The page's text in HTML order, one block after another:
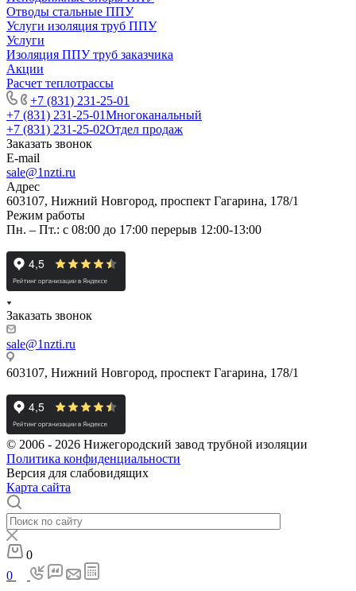
Отводы стальные ППУ
Услуги изоляция труб ППУ
Услуги
Изоляция ППУ труб заказчика
Акции
Расчет теплотрассы
+7 (831) 231-25-01
+7 (831) 231-25-01Многоканальный
+7 (831) 231-25-02Отдел продаж
Заказать звонок
E-mail
sale@1nzti.ru
Адрес
603107, Нижний Новгород, проспект Гагарина, 178/1
Режим работы
Пн. – Пт.: с 08:00 до 17:00 перерыв 12:00-13:00
Заказать звонок
sale@1nzti.ru
603107, Нижний Новгород, проспект Гагарина, 178/1
© 2006 - 2026 Нижегородский завод трубной изоляции
Политика конфиденциальности
Версия для слабовидящих
Карта сайта
0
0